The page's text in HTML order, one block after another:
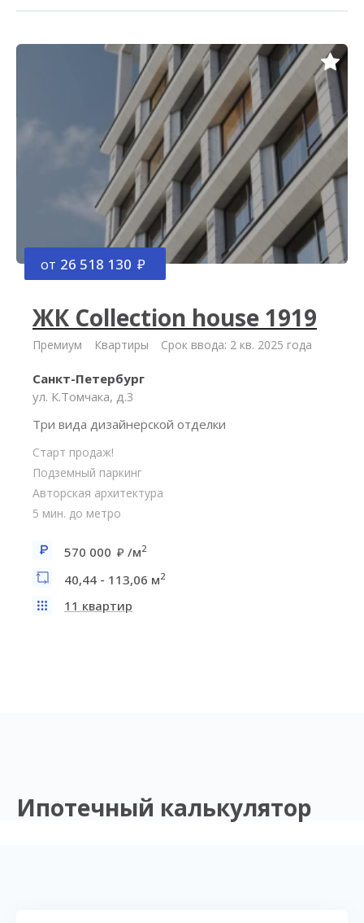
от 26 518 130
ЖК Collection house 1919
Премиум Квартиры Срок ввода: 2 кв. 2025 года
Санкт-Петербург
ул. К.Томчака, д.3
Три вида дизайнерской отделки
Старт продаж!
Подземный паркинг
Авторская архитектура
5 мин. до метро
570 000 /м2
40,44 - 113,06 м2
11 квартир
Ипотечный калькулятор